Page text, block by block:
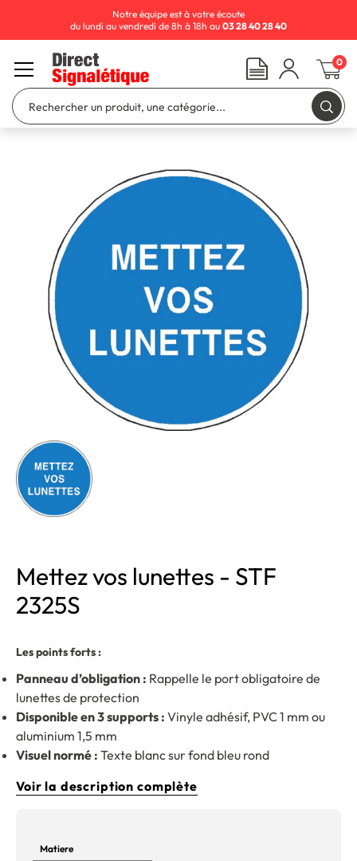
Mettez vos lunettes - STF
2325S
Les points forts :
Panneau d’obligation : Rappelle le port obligatoire de
lunettes de protection
Disponible en 3 supports : Vinyle adhésif, PVC 1 mm ou
aluminium 1,5 mm
Visuel normé : Texte blanc sur fond bleu rond
Voir la description complète
Matiere
Notre équipe est à votre écoute
du lundi au vendredi de 8h à 18h au 03 28 40 28 40
0